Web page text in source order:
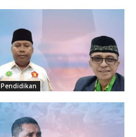
Pendidikan